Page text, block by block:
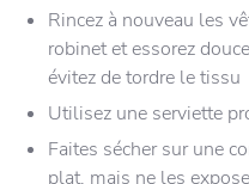
Rincez à nouveau les
robinet et essorez
évitez de tordre le tissu
Utilisez une serviette
Faites sécher sur une
plat, mais ne les